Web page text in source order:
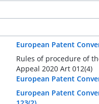
European Patent
Rules of procedure of
Appeal 2020 Art 012(4)
European Patent
European Patent